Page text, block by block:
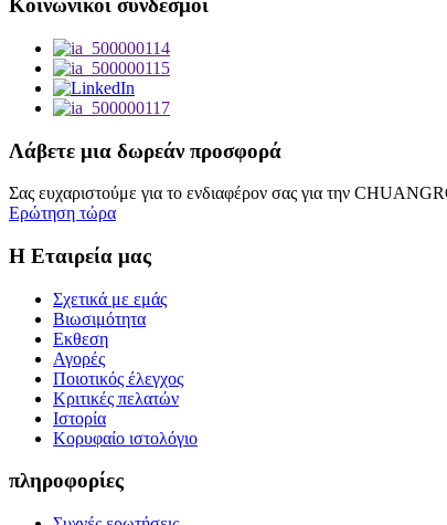
Κοινωνικοί σύνδεσμοι
Λάβετε μια δωρεάν προσφορά
Σας ευχαριστούμε για το ενδιαφέρον σας για την
Ερώτηση τώρα
Η Εταιρεία μας
Σχετικά με εμάς
Βιωσιμότητα
Εκθεση
Αγορές
Ποιοτικός έλεγχος
Κριτικές πελατών
Ιστορία
Κορυφαίο ιστολόγιο
πληροφορίες